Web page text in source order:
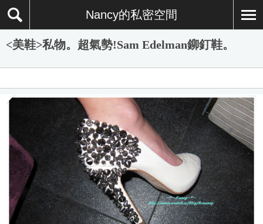
Nancy的私密空間
<美鞋>私物。超氣勢!Sam Edelman鉚釘鞋。